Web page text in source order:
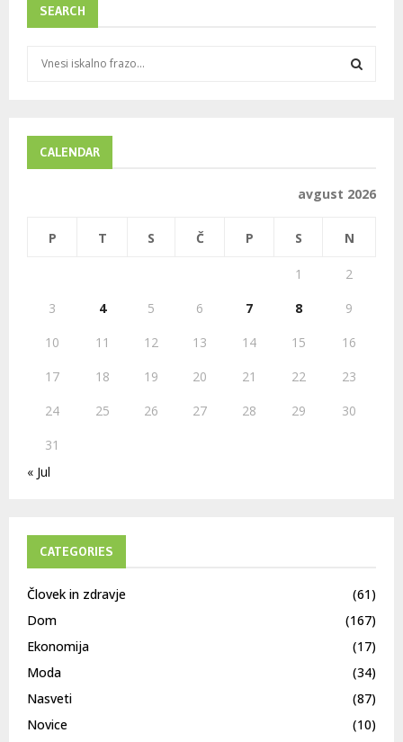
SEARCH
f
C
H
CALENDAR
avgust 2026
P T S Č P S N
1
2
3
4 5 6 7 8
9
10
11 12 13 14 15
16
17
18 19 20 21 22
23
24
25 26 27 28 29
30
31
« Jul
CATEGORIES
Človek in zdravje
(61)
Dom
(167)
Ekonomija
(17)
Moda
(34)
Nasveti
(87)
Novice
(10)